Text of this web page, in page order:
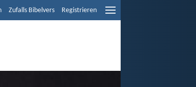
Zufalls Bibelvers Registrieren